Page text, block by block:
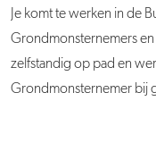
Je komt te werken in de
Grondmonsternemers
zelfstandig op pad en
Grondmonsternemer bij